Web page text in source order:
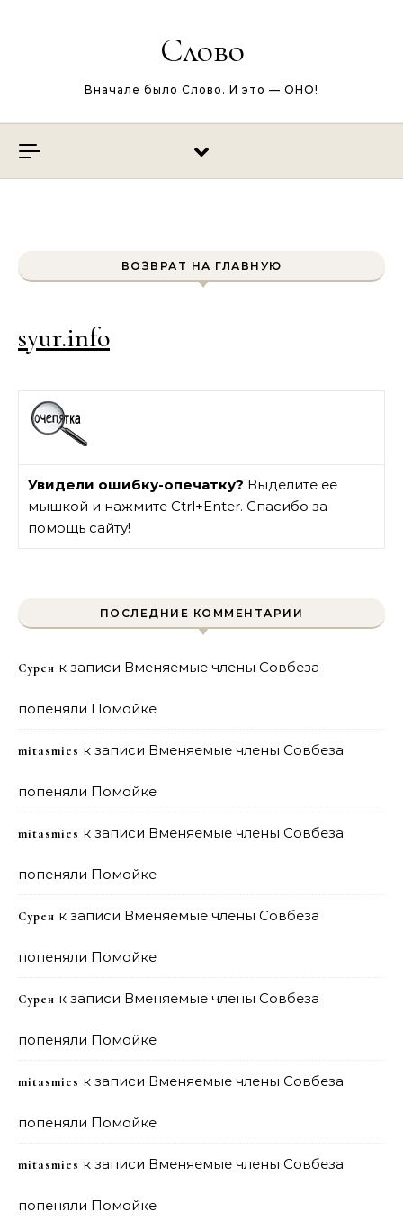
Слово
Вначале было Слово. И это — ОНО!
ВОЗВРАТ НА ГЛАВНУЮ
syur.info
Увидели ошибку-опечатку? Выделите ее
мышкой и нажмите Ctrl+Enter. Спасибо за
помощь сайту!
ПОСЛЕДНИЕ КОММЕНТАРИИ
Сурен к записи Вменяемые члены Совбеза
попеняли Помойке
mitasmies к записи Вменяемые члены Совбеза
попеняли Помойке
mitasmies к записи Вменяемые члены Совбеза
попеняли Помойке
Сурен к записи Вменяемые члены Совбеза
попеняли Помойке
Сурен к записи Вменяемые члены Совбеза
попеняли Помойке
mitasmies к записи Вменяемые члены Совбеза
попеняли Помойке
mitasmies к записи Вменяемые члены Совбеза
попеняли Помойке